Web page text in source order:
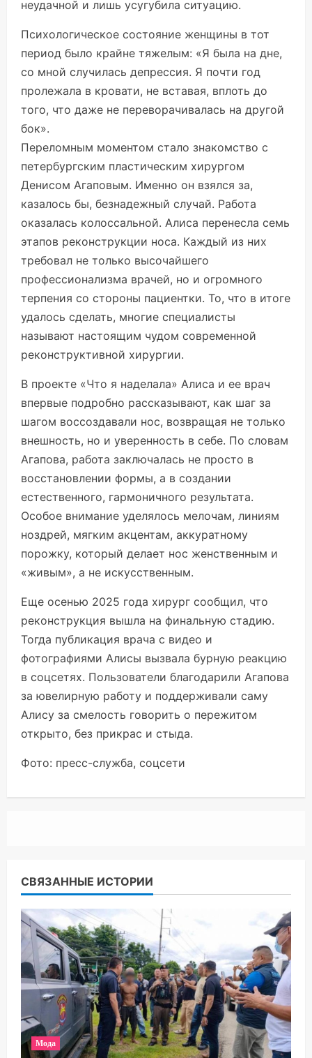
неудачной и лишь усугубила ситуацию.
Психологическое состояние женщины в тот
период было крайне тяжелым: «Я была на дне,
со мной случилась депрессия. Я почти год
пролежала в кровати, не вставая, вплоть до
того, что даже не переворачивалась на другой
бок».
Переломным моментом стало знакомство с
петербургским пластическим хирургом
Денисом Агаповым. Именно он взялся за,
казалось бы, безнадежный случай. Работа
оказалась колоссальной. Алиса перенесла семь
этапов реконструкции носа. Каждый из них
требовал не только высочайшего
профессионализма врачей, но и огромного
терпения со стороны пациентки. То, что в итоге
удалось сделать, многие специалисты
называют настоящим чудом современной
реконструктивной хирургии.
В проекте «Что я наделала» Алиса и ее врач
впервые подробно рассказывают, как шаг за
шагом воссоздавали нос, возвращая не только
внешность, но и уверенность в себе. По словам
Агапова, работа заключалась не просто в
восстановлении формы, а в создании
естественного, гармоничного результата.
Особое внимание уделялось мелочам, линиям
ноздрей, мягким акцентам, аккуратному
порожку, который делает нос женственным и
«живым», а не искусственным.
Еще осенью 2025 года хирург сообщил, что
реконструкция вышла на финальную стадию.
Тогда публикация врача с видео и
фотографиями Алисы вызвала бурную реакцию
в соцсетях. Пользователи благодарили Агапова
за ювелирную работу и поддерживали саму
Алису за смелость говорить о пережитом
открыто, без прикрас и стыда.
Фото: пресс-служба, соцсети
СВЯЗАННЫЕ ИСТОРИИ
Мода